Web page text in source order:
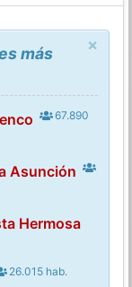
×
más
67.890
Asunción
Hermosa
26.015 hab.